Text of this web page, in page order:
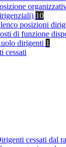
10
posizioni
di funzione
dirigenti 1
cessati
cessati dal